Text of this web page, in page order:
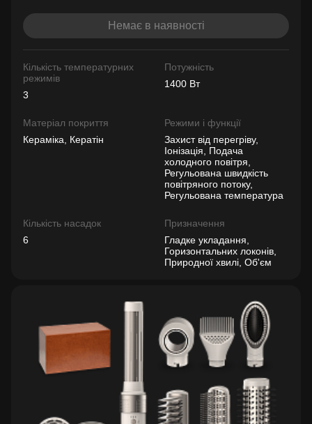
Немає в наявності
Кількість температурних
режимів
3
Потужність
1400 Вт
Матеріал покриття
Кераміка, Кератін
Режими і функції
Захист від перегріву,
Іонізація, Подача
холодного повітря,
Регульована швидкість
повітряного потоку,
Регульована температура
Кількість насадок
6
Призначення
Гладке укладання,
Горизонтальних локонів,
Природної хвилі, Об'єм